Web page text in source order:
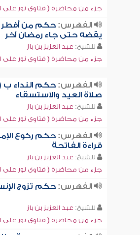
جزء من محاضرة ( فتاوى نور على
الفهرس:حكم من أفطر
يقضه حتى جاء رمضان آخر
للشيخ: عبد العزيز بن باز
جزء من محاضرة ( فتاوى نور على
الفهرس:حكم النداء ب
صلاة العيد والاستسقاء
للشيخ: عبد العزيز بن باز
جزء من محاضرة ( فتاوى نور على
الفهرس:حكم ركوع
قراءة الفاتحة
للشيخ: عبد العزيز بن باز
جزء من محاضرة ( فتاوى نور على
الفهرس:حكم تزوج
للشيخ: عبد العزيز بن باز
جزء من محاضرة ( فتاوى نور على